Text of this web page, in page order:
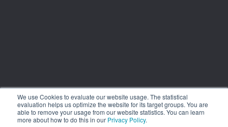
We use Cookies to evaluate our website usage. The statistical
evaluation helps us optimize the website for its target groups. You are
able to remove your usage from our website statistics. You can learn
more about how to do this in our Privacy Policy.